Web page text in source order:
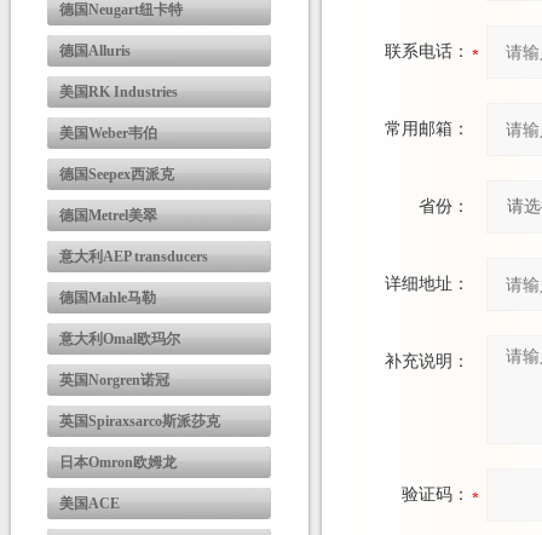
德国Neugart纽卡特
德国Alluris
美国RK Industries
美国Weber韦伯
德国Seepex西派克
德国Metrel美翠
意大利AEP transducers
德国Mahle马勒
意大利Omal欧玛尔
英国Norgren诺冠
英国Spiraxsarco斯派莎克
日本Omron欧姆龙
美国ACE
联系电话：
常用邮箱：
省份：
详细地址：
补充说明：
验证码：